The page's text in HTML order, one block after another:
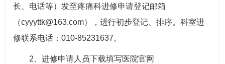
长、电话等）发至疼痛科进修申请登记邮箱
（cyyyttk@163.com），进行初步登记、排序。科室进
修联系电话：010-85231637。
2、进修申请人员下载填写医院官网